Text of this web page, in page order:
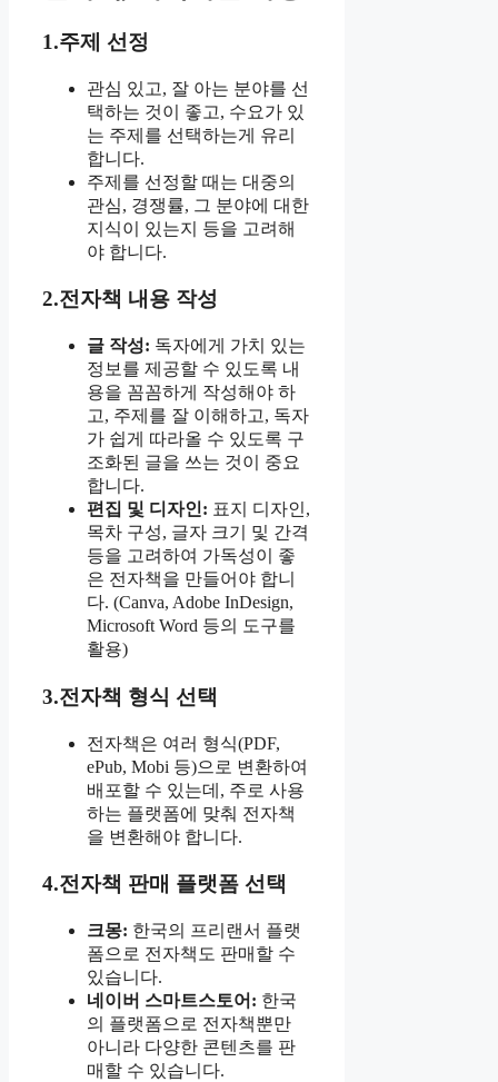
1.주제 선정
관심 있고, 잘 아는 분야를 선
택하는 것이 좋고, 수요가 있
는 주제를 선택하는게 유리
합니다.
주제를 선정할 때는 대중의
관심, 경쟁률, 그 분야에 대한
지식이 있는지 등을 고려해
야 합니다.
2.전자책 내용 작성
글 작성: 독자에게 가치 있는
정보를 제공할 수 있도록 내
용을 꼼꼼하게 작성해야 하
고, 주제를 잘 이해하고, 독자
가 쉽게 따라올 수 있도록 구
조화된 글을 쓰는 것이 중요
합니다.
편집 및 디자인: 표지 디자인,
목차 구성, 글자 크기 및 간격
등을 고려하여 가독성이 좋
은 전자책을 만들어야 합니
다. (Canva, Adobe InDesign,
Microsoft Word 등의 도구를
활용)
3.전자책 형식 선택
전자책은 여러 형식(PDF,
ePub, Mobi 등)으로 변환하여
배포할 수 있는데, 주로 사용
하는 플랫폼에 맞춰 전자책
을 변환해야 합니다.
4.전자책 판매 플랫폼 선택
크몽: 한국의 프리랜서 플랫
폼으로 전자책도 판매할 수
있습니다.
네이버 스마트스토어: 한국
의 플랫폼으로 전자책뿐만
아니라 다양한 콘텐츠를 판
매할 수 있습니다.